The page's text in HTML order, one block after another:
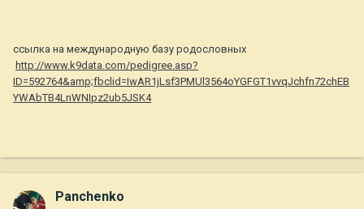
ссылка на международную базу родословных
http://www.k9data.com/pedigree.asp?
ID=592764&amp;fbclid=IwAR1jLsf3PMUl3564oYGFGT1vvqJchfn72chEB
YWAbTB4LnWNIpz2ub5JSK4
Panchenko